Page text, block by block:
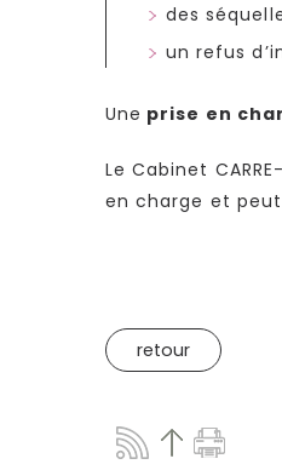
des
un refus
Une prise en
Le Cabinet
en charge et
retour